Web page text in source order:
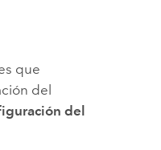
que
del
del